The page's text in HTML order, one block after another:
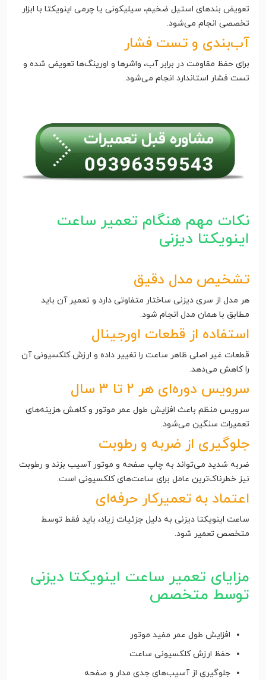
تعویض بندهای استیل ضخیم، سیلیکونی یا چرمی اینویکتا با ابزار
تخصصی انجام می‌شود.
آب‌بندی و تست فشار
برای حفظ مقاومت در برابر آب، واشرها و اورینگ‌ها تعویض شده و
تست فشار استاندارد انجام می‌شود.
نکات مهم هنگام تعمیر ساعت
اینویکتا دیزنی
تشخیص مدل دقیق
هر مدل از سری دیزنی ساختار متفاوتی دارد و تعمیر آن باید
مطابق با همان مدل انجام شود.
استفاده از قطعات اورجینال
قطعات غیر اصلی ظاهر ساعت را تغییر داده و ارزش کلکسیونی آن
را کاهش می‌دهد.
سرویس دوره‌ای هر ۲ تا ۳ سال
سرویس منظم باعث افزایش طول عمر موتور و کاهش هزینه‌های
تعمیرات سنگین می‌شود.
جلوگیری از ضربه و رطوبت
ضربه شدید می‌تواند به چاپ صفحه و موتور آسیب بزند و رطوبت
نیز خطرناک‌ترین عامل برای ساعت‌های کلکسیونی است.
اعتماد به تعمیرکار حرفه‌ای
ساعت اینویکتا دیزنی به دلیل جزئیات زیاد، باید فقط توسط
متخصص تعمیر شود.
مزایای تعمیر ساعت اینویکتا دیزنی
توسط متخصص
افزایش طول عمر مفید موتور
حفظ ارزش کلکسیونی ساعت
جلوگیری از آسیب‌های جدی مدار و صفحه